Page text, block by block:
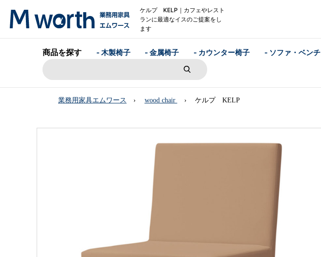
ケルプ KELP｜カフェやレスト
ランに最適なイスのご提案をし
ます
商品を探す - 木製椅子 - 金属椅子 - カウンター椅子 - ソファ・ベンチ
業務用家具エムワース wood chair ケルプ KELP